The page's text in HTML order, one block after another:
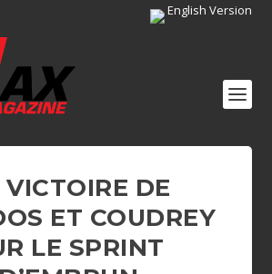
English Version
VICTOIRE DE
ET COUDREY
LE SPRINT